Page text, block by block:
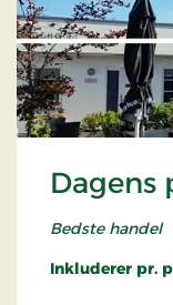
Dagens
Bedste handel
Inkluderer pr.